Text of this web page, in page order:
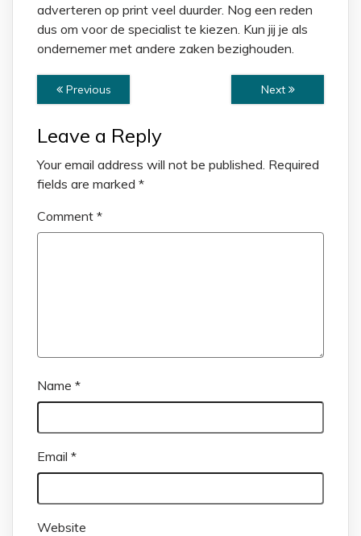
adverteren op print veel duurder. Nog een reden
dus om voor de specialist te kiezen. Kun jij je als
ondernemer met andere zaken bezighouden.
Previous Next
Leave a Reply
Your email address will not be published. Required
fields are marked *
Comment *
Name *
Email *
Website